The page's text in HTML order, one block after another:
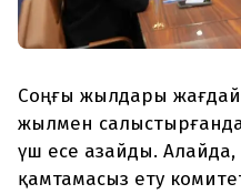
Соңғы жылдары жағдай
жылмен
үш есе азайды. Алайда,
қамтамасыз ету